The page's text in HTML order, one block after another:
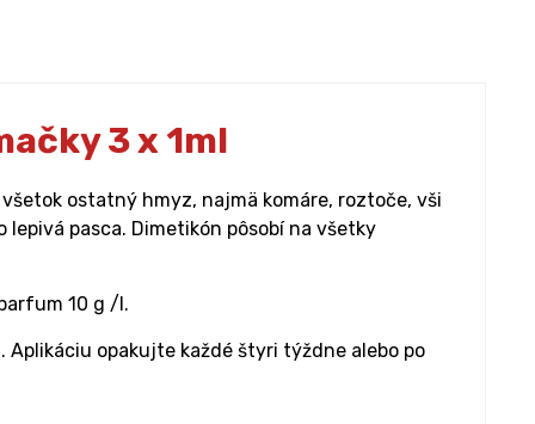
3 x 1ml
ostatný hmyz, najmä komáre, roztoče, vši
pasca. Dimetikón pôsobí na všetky
10 g /l.
opakujte každé štyri týždne alebo po